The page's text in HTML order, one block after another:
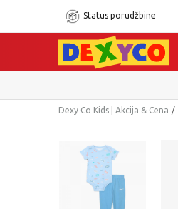
Status porudžbine
Dexy Co Kids | Akcija & Cena